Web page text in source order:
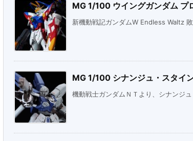
MG 1/100 ウイングガンダム プ
新機動戦記ガンダムW Endless Waltz
MG 1/100 シナンジュ・スタイ
機動戦士ガンダムＮＴより、シナンジュ